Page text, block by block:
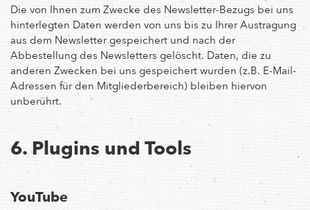
Die von Ihnen zum Zwecke des Newsletter-Bezugs bei uns
hinterlegten Daten werden von uns bis zu Ihrer Austragung
aus dem Newsletter gespeichert und nach der
Abbestellung des Newsletters gelöscht. Daten, die zu
anderen Zwecken bei uns gespeichert wurden (z.B. E-Mail-
Adressen für den Mitgliederbereich) bleiben hiervon
unberührt.
6. Plugins und Tools
YouTube